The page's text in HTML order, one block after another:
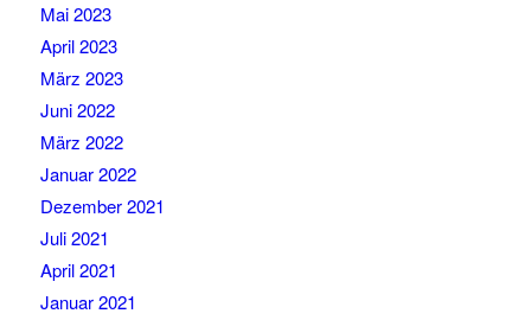
Mai 2023
April 2023
März 2023
Juni 2022
März 2022
Januar 2022
Dezember 2021
Juli 2021
April 2021
Januar 2021